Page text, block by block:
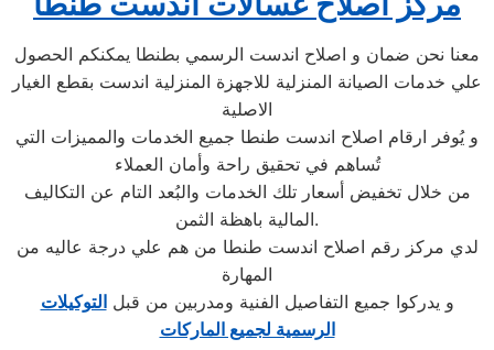
معنا نحن ضمان و اصلاح اندست الرسمي بطنطا يمكنكم الحصول
علي خدمات الصيانة المنزلية للاجهزة المنزلية اندست بقطع الغيار
الاصلية
و يُوفر ارقام اصلاح اندست طنطا جميع الخدمات والمميزات التي
تُساهم في تحقيق راحة وأمان العملاء
من خلال تخفيض أسعار تلك الخدمات والبُعد التام عن التكاليف
المالية باهظة الثمن.
لدي مركز رقم اصلاح اندست طنطا من هم علي درجة عاليه من
المهارة
و يدركوا جميع التفاصيل الفنية ومدربين من قبلالتوكيلات
الرسمية لجميع الماركات